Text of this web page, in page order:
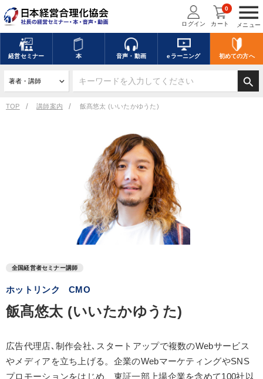
menu
メニュー
ログイン カート
0
経営セミナー 本 音声・動画 eラーニング 初めての方へ
search
TOP 講師案内 飯髙悠太 (いいたかゆうた)
全国経営者セミナー講師
ホットリンク CMO
飯髙悠太 (いいたかゆうた)
広告代理店､制作会社､スタートアップで複数のWebサービス
やメディアを立ち上げる。企業のWebマーケティングやSNS
プロモーションをはじめ、東証一部上場企業を含めて100社以